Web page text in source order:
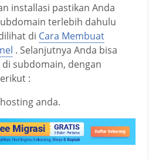
installasi pastikan Anda
terlebih dahulu
di Cara Membuat
. Selanjutnya Anda bisa
di subdomain, dengan
:
hosting anda.